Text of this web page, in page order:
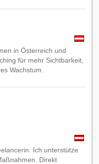
in Österreich und
für mehr Sichtbarkeit,
Wachstum.
Ich unterstütze
Direkt